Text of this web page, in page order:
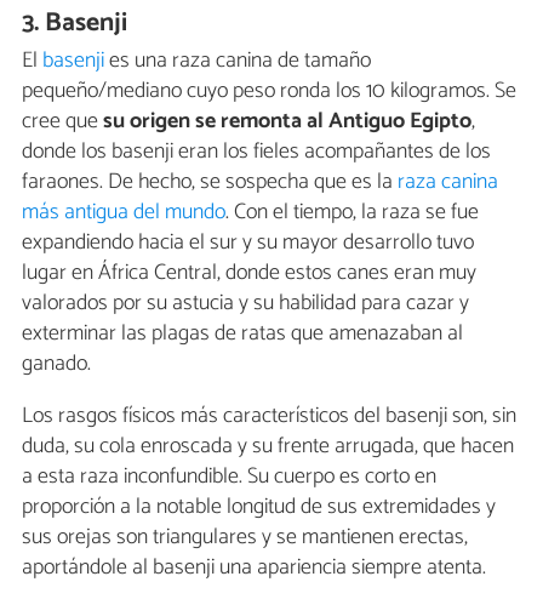
3. Basenji
El basenjies una raza canina de tamaño
pequeño/mediano cuyo peso ronda los 10 kilogramos. Se
cree quesu origen se remonta al Antiguo Egipto,
donde los basenji eran los fieles acompañantes de los
faraones. De hecho, se sospecha que es la raza canina
más antigua del mundo. Con el tiempo, la raza se fue
expandiendo hacia el sur y su mayor desarrollo tuvo
lugar en África Central, donde estos canes eran muy
valorados por su astucia y su habilidad para cazar y
exterminar las plagas de ratas que amenazaban al
ganado.
Los rasgos físicos más característicos del basenji son, sin
duda, su cola enroscada y su frente arrugada, que hacen
a esta raza inconfundible. Su cuerpo es corto en
proporción a la notable longitud de sus extremidades y
sus orejas son triangulares y se mantienen erectas,
aportándole al basenji una apariencia siempre atenta.